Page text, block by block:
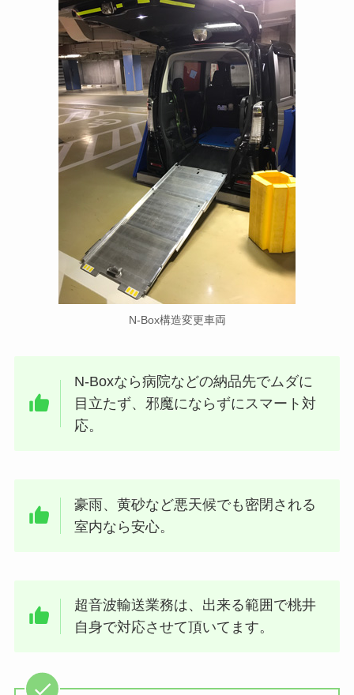
N-Box構造変更車両
N-Boxなら病院などの納品先でムダに
目立たず、邪魔にならずにスマート対
応。
豪雨、黄砂など悪天候でも密閉される
室内なら安心。
超音波輸送業務は、出来る範囲で桃井
自身で対応させて頂いてます。